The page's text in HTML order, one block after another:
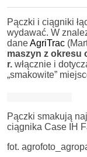
Pączki i ciągniki
wydawać. W
daneAgriTrac
maszyn z okresu
r. włącznie i
„smakowite”
Pączki smakują
ciągnika Case IH
fot.